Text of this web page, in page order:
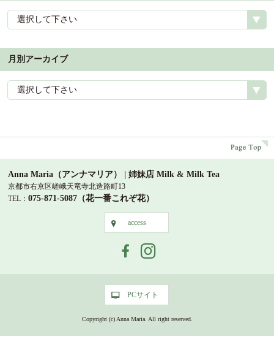
選択して下さい
月別アーカイブ
選択して下さい
Anna Maria（アンナマリア） | 姉妹店 Milk & Milk Tea
京都市右京区嵯峨天竜寺北造路町13
TEL：075-871-5087（花一番これぞ花）
access
PCサイト
PCサイト
Copyright (c) Anna Maria. All right reserved.